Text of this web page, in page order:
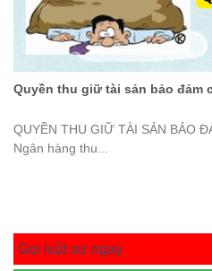
Quyền thu giữ tài sản bảo đảm
QUYỀN THU GIỮ TÀI SẢN BẢO
Ngân hàng thu...
Gọi luật sư ngay